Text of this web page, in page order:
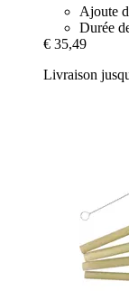
Ajoute
Durée
€ 35,49
Livraison